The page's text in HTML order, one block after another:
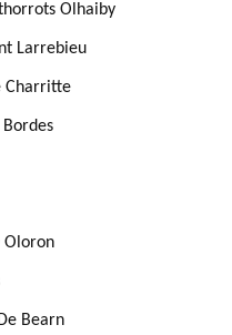
Olhaiby
Larrebieu
Charritte
Oloron
Bearn